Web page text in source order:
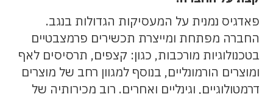
פאדגיס נמנית על המעסיקות הגדולות בנגב.
החברה מפתחת ומייצרת תכשירים פרמצבטיים
בטכנולוגיות מורכבות, כגון: קצפים, תרסיסים לאף
ומוצרים הורמונליים, בנוסף למגוון רחב של מוצרים
דרמטולוגיים, וגינליים ואחרים. רוב מכירותיה של